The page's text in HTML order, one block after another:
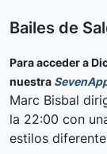
Bailes de
Para acceder a
nuestra
Marc Bisbal
la 22:00 con
estilos